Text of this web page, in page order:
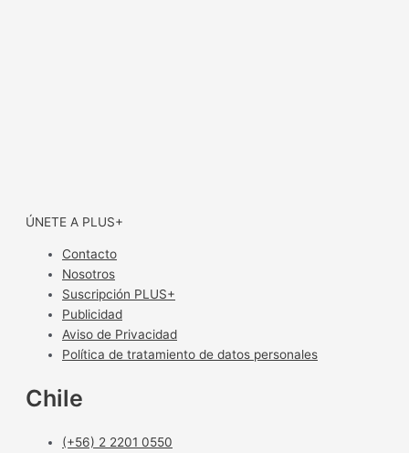
ÚNETE A PLUS+
Contacto
Nosotros
Suscripción PLUS+
Publicidad
Aviso de Privacidad
Política de tratamiento de datos personales
Chile
(+56) 2 2201 0550